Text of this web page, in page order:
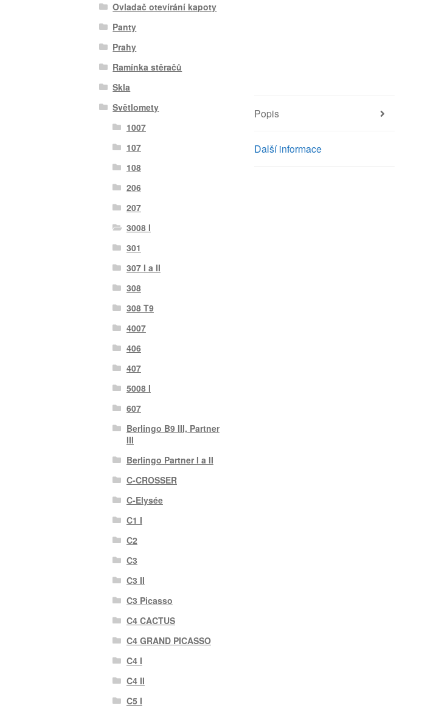
Popis
Další informace
Ovladač otevírání kapoty
Panty
Prahy
Ramínka stěračů
Skla
Světlomety
1007
107
108
206
207
3008 I
301
307 I a II
308
308 T9
4007
406
407
5008 I
607
Berlingo B9 III, Partner
III
Berlingo Partner I a II
C-CROSSER
C-Elysée
C1 I
C2
C3
C3 II
C3 Picasso
C4 CACTUS
C4 GRAND PICASSO
C4 I
C4 II
C5 I